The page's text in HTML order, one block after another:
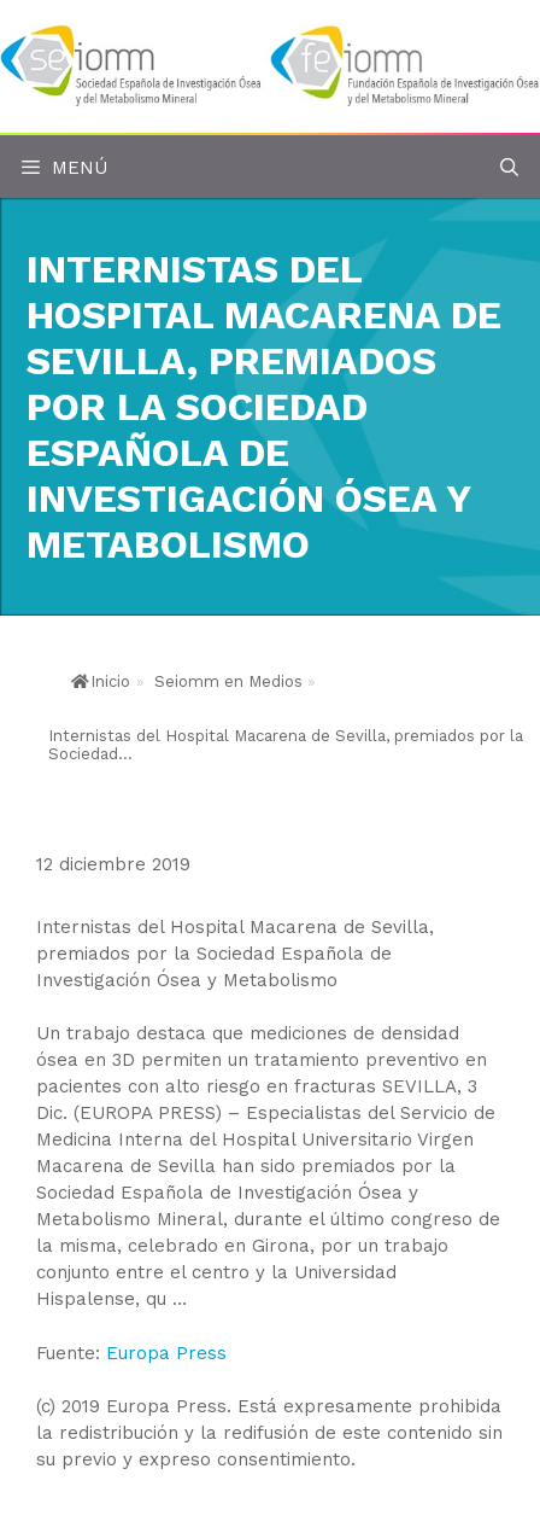
al
contenido
MENÚ
INTERNISTAS DEL
HOSPITAL MACARENA DE
SEVILLA, PREMIADOS
POR LA SOCIEDAD
ESPAÑOLA DE
INVESTIGACIÓN ÓSEA Y
METABOLISMO
Inicio » Seiomm en Medios »
Internistas del Hospital Macarena de Sevilla, premiados por la
Sociedad...
12 diciembre 2019
Internistas del Hospital Macarena de Sevilla,
premiados por la Sociedad Española de
Investigación Ósea y Metabolismo
Un trabajo destaca que mediciones de densidad
ósea en 3D permiten un tratamiento preventivo en
pacientes con alto riesgo en fracturas SEVILLA, 3
Dic. (EUROPA PRESS) – Especialistas del Servicio de
Medicina Interna del Hospital Universitario Virgen
Macarena de Sevilla han sido premiados por la
Sociedad Española de Investigación Ósea y
Metabolismo Mineral, durante el último congreso de
la misma, celebrado en Girona, por un trabajo
conjunto entre el centro y la Universidad
Hispalense, qu …
Fuente: Europa Press
(c) 2019 Europa Press. Está expresamente prohibida
la redistribución y la redifusión de este contenido sin
su previo y expreso consentimiento.